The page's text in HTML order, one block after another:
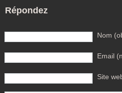
Répondez
Nom
Email
Site